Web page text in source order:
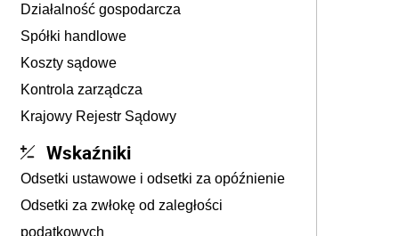
Działalność gospodarcza
Spółki handlowe
Koszty sądowe
Kontrola zarządcza
Krajowy Rejestr Sądowy
Wskaźniki
Odsetki ustawowe i odsetki za opóźnienie
Odsetki za zwłokę od zaległości
podatkowych